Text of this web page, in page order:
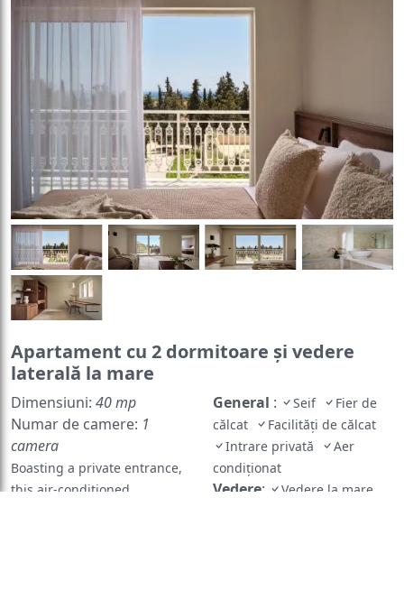
Apartament cu 2 dormitoare și vedere
laterală la mare
Dimensiuni: 40 mp
Numar de camere: 1
camera
Boasting a private entrance,
this air-conditioned
General : Seif
Fier de
călcat
Facilități de călcat
Intrare privată
Aer
condiționat
Vedere: Vedere la mare